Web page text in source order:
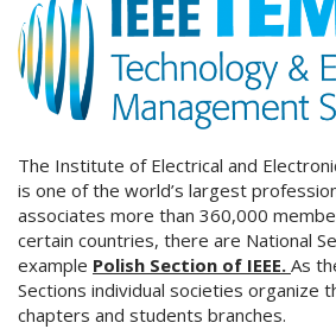
The Institute of Electrical and
is one of the world’s largest
associates more than 360,000
certain countries, there are National
example Polish Section of IEEE. As
Sections individual societies organize
chapters and students branches.